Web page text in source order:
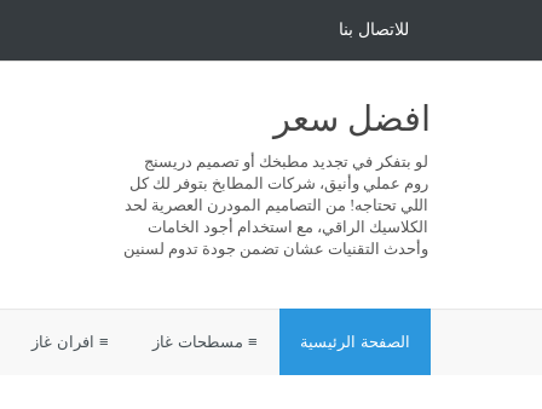
للاتصال بنا
افضل سعر
لو بتفكر في تجديد مطبخك أو تصميم دريسنج
روم عملي وأنيق، شركات المطابخ بتوفر لك كل
اللي تحتاجه! من التصاميم المودرن العصرية لحد
الكلاسيك الراقي، مع استخدام أجود الخامات
وأحدث التقنيات عشان تضمن جودة تدوم لسنين
الصفحة الرئيسية ≡ مسطحات غاز ≡ افران غاز